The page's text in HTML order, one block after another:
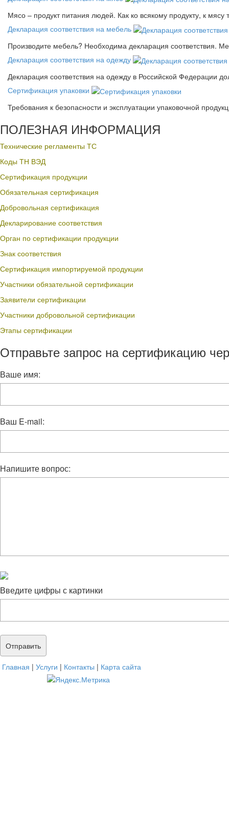
Мясо – продукт питания людей. Как ко всякому продукту, к мясу
Декларация соответствия на мебель
Производите мебель? Необходима декларация соответствия.
Декларация соответствия на одежду
Декларация соответствия на одежду в Российской Федерации
Сертификация упаковки
Требования к безопасности и эксплуатации упаковочной
ПОЛЕЗНАЯ ИНФОРМАЦИЯ
Технические регламенты ТС
Коды ТН ВЭД
Сертификация продукции
Обязательная сертификация
Добровольная сертификация
Декларирование соответствия
Орган по сертификации продукции
Знак соответствия
Сертификация импортируемой продукции
Участники обязательной сертификации
Заявители сертификации
Участники добровольной сертификации
Этапы сертификации
Отправьте запрос на сертификацию
Ваше имя:
Ваш E-mail:
Напишите вопрос:
Введите цифры с картинки
Главная | Услуги | Контакты | Карта сайта